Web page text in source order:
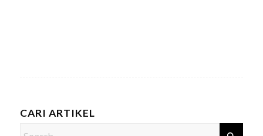
CARI ARTIKEL